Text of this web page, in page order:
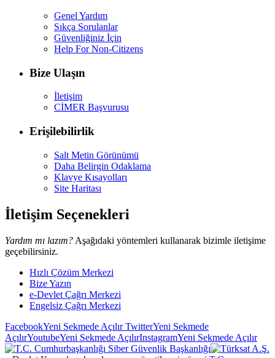
Genel Yardım
Sıkça Sorulanlar
Güvenliğiniz İçin
Help For Non-Citizens
Bize Ulaşın
İletişim
CİMER Başvurusu
Erişilebilirlik
Salt Metin Görünümü
Daha Belirgin Odaklama
Klavye Kısayolları
Site Haritası
İletişim Seçenekleri
Yardım mı lazım? Aşağıdaki yöntemleri kullanarak bizimle iletişime
geçebilirsiniz.
Hızlı Çözüm Merkezi
Bize Yazın
e-Devlet Çağrı Merkezi
Engelsiz Çağrı Merkezi
FacebookYeni Sekmede AçılırTwitterYeni Sekmede
AçılırYoutubeYeni Sekmede AçılırInstagramYeni Sekmede Açılır